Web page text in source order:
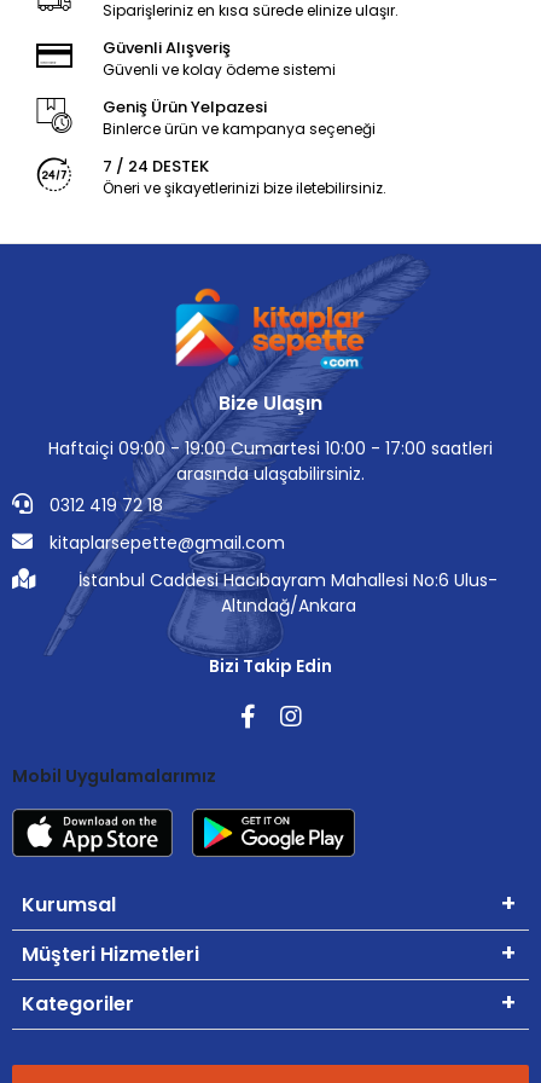
Siparişleriniz en kısa sürede elinize ulaşır.
Güvenli Alışveriş
Güvenli ve kolay ödeme sistemi
Geniş Ürün Yelpazesi
Binlerce ürün ve kampanya seçeneği
7 / 24 DESTEK
Öneri ve şikayetlerinizi bize iletebilirsiniz.
Bize Ulaşın
Haftaiçi 09:00 - 19:00 Cumartesi 10:00 - 17:00 saatleri
arasında ulaşabilirsiniz.
0312 419 72 18
kitaplarsepette@gmail.com
İstanbul Caddesi Hacıbayram Mahallesi No:6 Ulus-
Altındağ/Ankara
Bizi Takip Edin
Mobil Uygulamalarımız
Kurumsal
Müşteri Hizmetleri
Kategoriler